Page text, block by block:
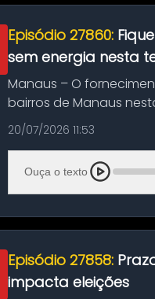
Episódio 27860:
sem energia nesta
Manaus – O
bairros de Manaus
serviços de manuten...
20/07/2026 11:53
Ouça o texto
Episódio 27858:
impacta eleições